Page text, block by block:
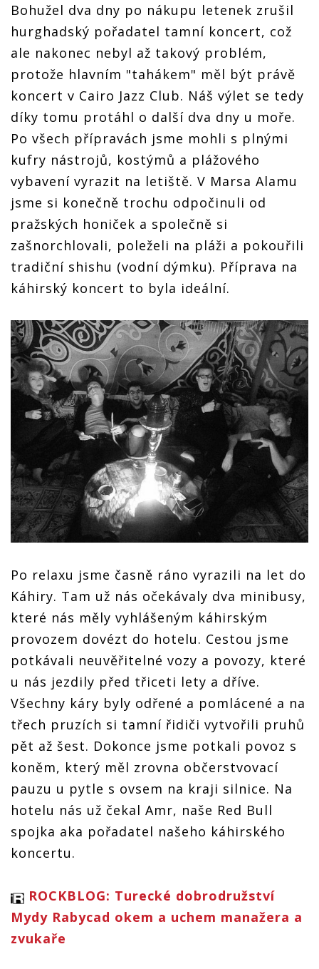
Bohužel dva dny po nákupu letenek zrušil
hurghadský pořadatel tamní koncert, což
ale nakonec nebyl až takový problém,
protože hlavním "tahákem" měl být právě
koncert v Cairo Jazz Club. Náš výlet se tedy
díky tomu protáhl o další dva dny u moře.
Po všech přípravách jsme mohli s plnými
kufry nástrojů, kostýmů a plážového
vybavení vyrazit na letiště. V Marsa Alamu
jsme si konečně trochu odpočinuli od
pražských honiček a společně si
zašnorchlovali, poleželi na pláži a pokouřili
tradiční shishu (vodní dýmku). Příprava na
káhirský koncert to byla ideální.
Po relaxu jsme časně ráno vyrazili na let do
Káhiry. Tam už nás očekávaly dva minibusy,
které nás měly vyhlášeným káhirským
provozem dovézt do hotelu. Cestou jsme
potkávali neuvěřitelné vozy a povozy, které
u nás jezdily před třiceti lety a dříve.
Všechny káry byly odřené a pomlácené a na
třech pruzích si tamní řidiči vytvořili pruhů
pět až šest. Dokonce jsme potkali povoz s
koněm, který měl zrovna občerstvovací
pauzu u pytle s ovsem na kraji silnice. Na
hotelu nás už čekal Amr, naše Red Bull
spojka aka pořadatel našeho káhirského
koncertu.
ROCKBLOG: Turecké dobrodružství
Mydy Rabycad okem a uchem manažera a
zvukaře